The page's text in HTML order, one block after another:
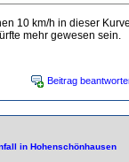
10 km/h in dieser
mehr gewesen sein.
Beitrag
in Hohenschönhausen